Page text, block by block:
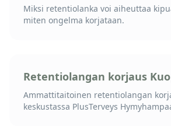
Miksi retentiolanka voi aiheuttaa
miten ongelma korjataan.
Retentiolangan korjaus
Ammattitaitoinen retentiolangan
keskustassa PlusTerveys